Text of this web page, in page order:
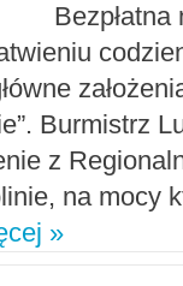
Burmistrz
z
na mocy
»